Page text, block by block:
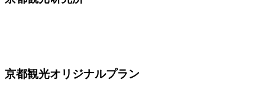
京都観光オリジナルプラン